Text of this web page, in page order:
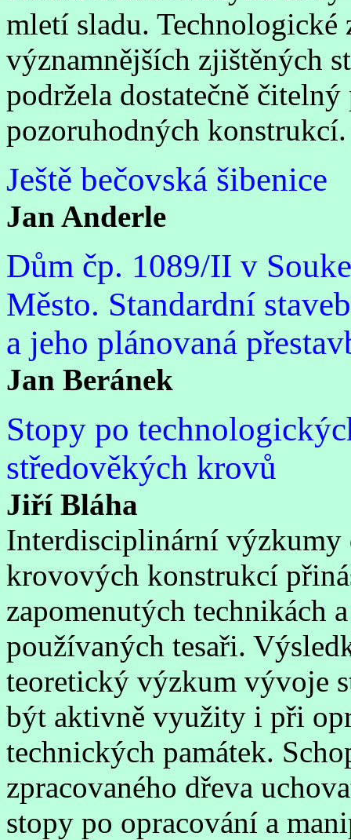
mletí sladu.
významnějších zjištěných
podržela dostatečně
pozoruhodných konstrukcí.
Ještě bečovská šibenice
Jan Anderle
Dům čp. 1089/II v
Město. Standardní
a jeho plánovaná
Jan Beránek
Stopy po
středověkých krovů
Jiří Bláha
Interdisciplinární výzkumy
krovových konstrukcí
zapomenutých technikách
používaných tesaři.
teoretický výzkum vývoje
být aktivně využity i při
technických památek.
zpracovaného dřeva
stopy po opracování a